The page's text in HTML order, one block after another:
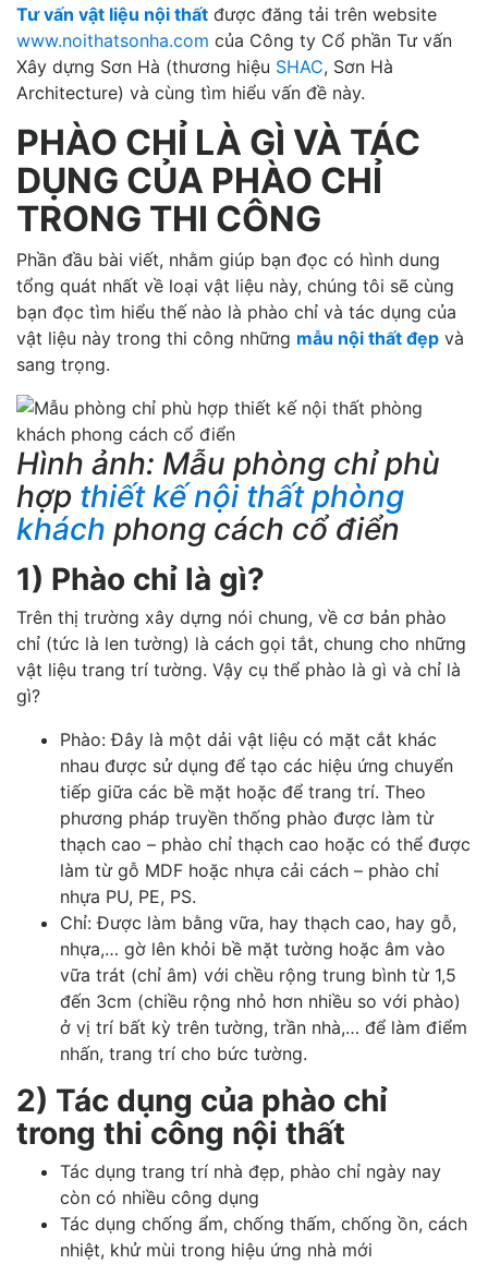
Tư vấn vật liệu nội thất được đăng tải trên website
www.noithatsonha.com của Công ty Cổ phần Tư vấn
Xây dựng Sơn Hà (thương hiệu SHAC, Sơn Hà
Architecture) và cùng tìm hiểu vấn đề này.
PHÀO CHỈ LÀ GÌ VÀ TÁC
DỤNG CỦA PHÀO CHỈ
TRONG THI CÔNG
Phần đầu bài viết, nhằm giúp bạn đọc có hình dung
tổng quát nhất về loại vật liệu này, chúng tôi sẽ cùng
bạn đọc tìm hiểu thế nào là phào chỉ và tác dụng của
vật liệu này trong thi công những mẫu nội thất đẹp và
sang trọng.
Hình ảnh: Mẫu phòng chỉ phù
hợp thiết kế nội thất phòng
khách phong cách cổ điển
1) Phào chỉ là gì?
Trên thị trường xây dựng nói chung, về cơ bản phào
chỉ (tức là len tường) là cách gọi tắt, chung cho những
vật liệu trang trí tường. Vậy cụ thể phào là gì và chỉ là
gì?
Phào: Đây là một dải vật liệu có mặt cắt khác
nhau được sử dụng để tạo các hiệu ứng chuyển
tiếp giữa các bề mặt hoặc để trang trí. Theo
phương pháp truyền thống phào được làm từ
thạch cao – phào chỉ thạch cao hoặc có thể được
làm từ gỗ MDF hoặc nhựa cải cách – phào chỉ
nhựa PU, PE, PS.
Chỉ: Được làm bằng vữa, hay thạch cao, hay gỗ,
nhựa,… gờ lên khỏi bề mặt tường hoặc âm vào
vữa trát (chỉ âm) với chều rộng trung bình từ 1,5
đến 3cm (chiều rộng nhỏ hơn nhiều so với phào)
ở vị trí bất kỳ trên tường, trần nhà,… để làm điểm
nhấn, trang trí cho bức tường.
2) Tác dụng của phào chỉ
trong thi công nội thất
Tác dụng trang trí nhà đẹp, phào chỉ ngày nay
còn có nhiều công dụng
Tác dụng chống ẩm, chống thấm, chống ồn, cách
nhiệt, khử mùi trong hiệu ứng nhà mới